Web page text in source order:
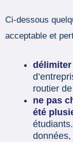
Ci-dessous
acceptable et
routier
ne pas
été